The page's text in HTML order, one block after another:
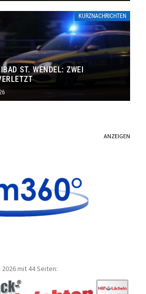
KURZNACHRICHTEN
ST. WENDEL: ZWEI
ANZEIGEN
mit 44 Seiten: